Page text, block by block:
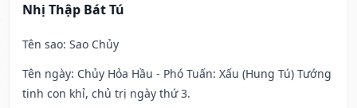
Nhị Thập Bát Tú
Tên sao: Sao Chủy
Tên ngày: Chủy Hỏa Hầu - Phó Tuấn: Xấu (Hung Tú) Tướng
tinh con khỉ, chủ trị ngày thứ 3.